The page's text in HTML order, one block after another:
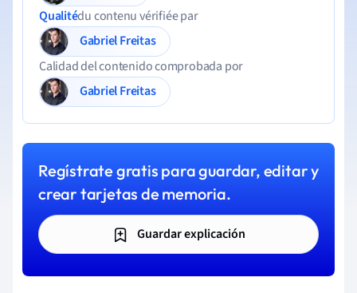
Qualitédu contenu vérifiée par
Gabriel Freitas
Calidad del contenido comprobada por
Gabriel Freitas
Regístrate gratis para guardar, editar y
crear tarjetas de memoria.
Guardar explicación